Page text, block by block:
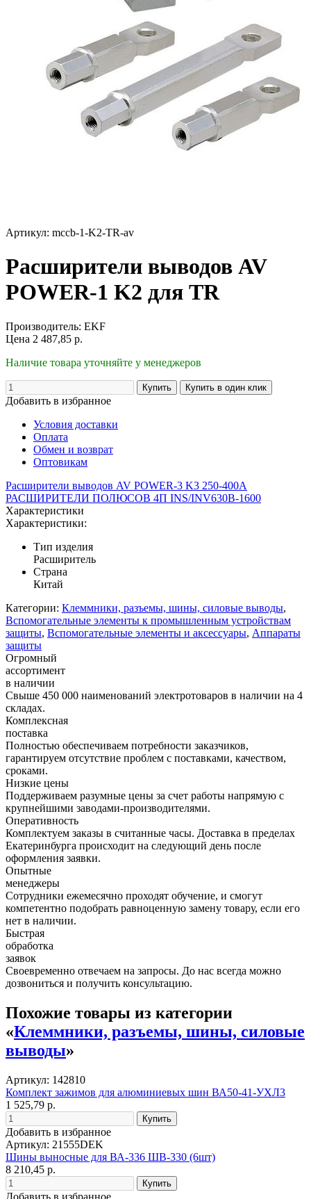
Артикул: mccb-1-K2-TR-av
Расширители выводов AV
POWER-1 K2 для TR
Производитель: EKF
Цена 2 487,85 р.
Наличие товара уточняйте у менеджеров
Добавить в избранное
Условия доставки
Оплата
Обмен и возврат
Оптовикам
Расширители выводов AV POWER-3 K3 250-400А
РАСШИРИТЕЛИ ПОЛЮСОВ 4П INS/INV630B-1600
Характеристики
Характеристики:
Тип изделия
Расширитель
Страна
Китай
Категории: Клеммники, разъемы, шины, силовые выводы,
Вспомогательные элементы к промышленным устройствам
защиты, Вспомогательные элементы и аксессуары, Аппараты
защиты
Огромный
ассортимент
в наличии
Свыше 450 000 наименований электротоваров в наличии на 4
складах.
Комплексная
поставка
Полностью обеспечиваем потребности заказчиков,
гарантируем отсутствие проблем с поставками, качеством,
сроками.
Низкие цены
Поддерживаем разумные цены за счет работы напрямую с
крупнейшими заводами-производителями.
Оперативность
Комплектуем заказы в считанные часы. Доставка в пределах
Екатеринбурга происходит на следующий день после
оформления заявки.
Опытные
менеджеры
Сотрудники ежемесячно проходят обучение, и смогут
компетентно подобрать равноценную замену товару, если его
нет в наличии.
Быстрая
обработка
заявок
Своевременно отвечаем на запросы. До нас всегда можно
дозвониться и получить консультацию.
Похожие товары из категории
«Клеммники, разъемы, шины, силовые
выводы»
Артикул: 142810
Комплект зажимов для алюминиевых шин ВА50-41-УХЛ3
1 525,79 р.
Добавить в избранное
Артикул: 21555DEK
Шины выносные для ВА-336 ШВ-330 (6шт)
8 210,45 р.
Добавить в избранное